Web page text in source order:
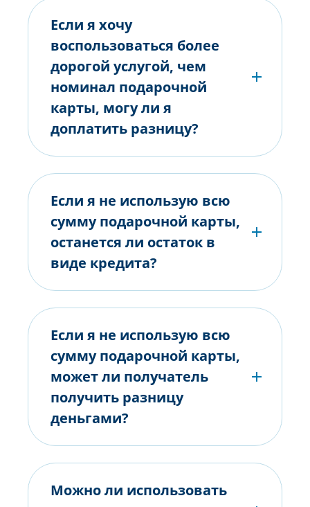
Если я хочу
воспользоваться более
дорогой услугой, чем
номинал подарочной
карты, могу ли я
доплатить разницу?
Если я не использую всю
сумму подарочной карты,
останется ли остаток в
виде кредита?
Если я не использую всю
сумму подарочной карты,
может ли получатель
получить разницу
деньгами?
Можно ли использовать